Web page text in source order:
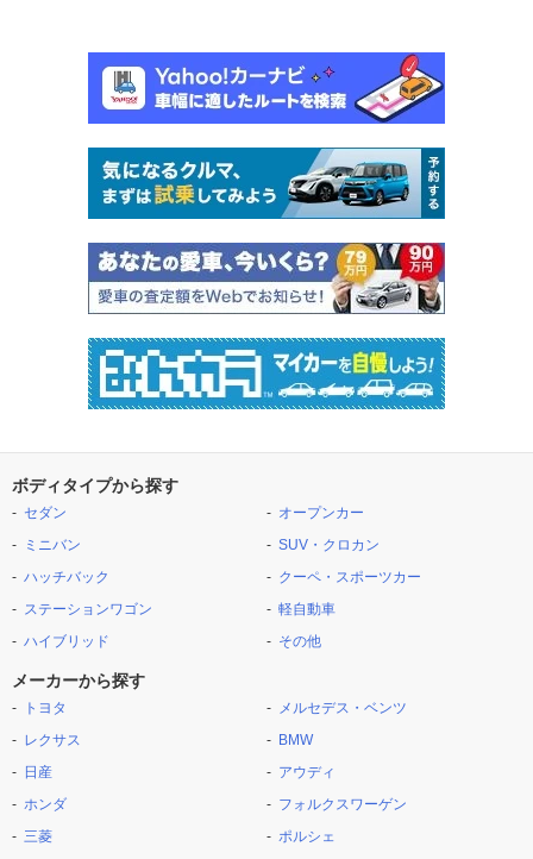
ボディタイプから探す
セダン
ミニバン
ハッチバック
ステーションワゴン
ハイブリッド
オープンカー
SUV・クロカン
クーペ・スポーツカー
軽自動車
その他
メーカーから探す
トヨタ
レクサス
日産
ホンダ
三菱
メルセデス・ベンツ
BMW
アウディ
フォルクスワーゲン
ポルシェ